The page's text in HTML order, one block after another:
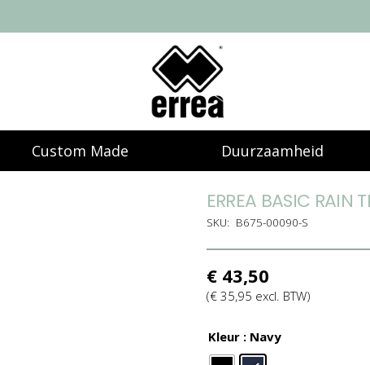
Custom Made Duurzaamheid
ERREA BASIC RAIN
SKU: B675-00090-S
€43,50
(€35,95 excl. BTW)
Kleur : Navy